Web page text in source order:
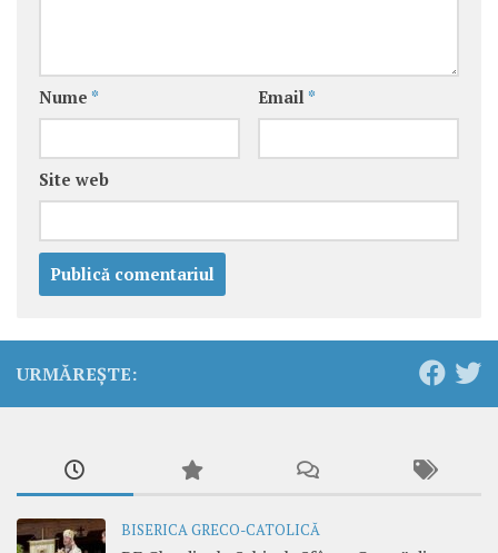
Nume * Email *
Site web
URMĂREȘTE:
BISERICA GRECO-CATOLICĂ